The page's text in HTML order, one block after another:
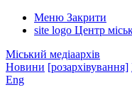
Меню Закрити
site logo Центр
Міський медіаархів
Новини [розархівування]
Eng